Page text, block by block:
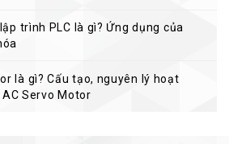
trình PLC là gì? Ứng dụng của
là gì? Cấu tạo, nguyên lý hoạt
Servo Motor